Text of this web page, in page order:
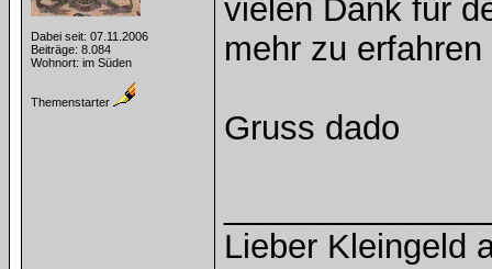
Dabei seit: 07.11.2006
Beiträge: 8.084
Wohnort: im Süden
Themenstarter
vielen Dank für
mehr zu
Gruss dado
Lieber Kleingeld